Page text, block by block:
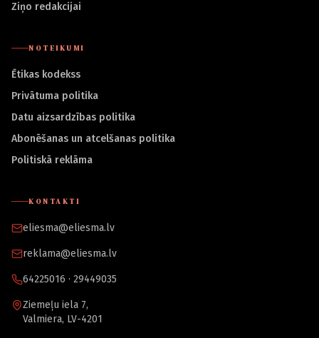
Ziņo redakcijai
NOTEIKUMI
Ētikas kodekss
Privātuma politika
Datu aizsardzības politika
Abonēšanas un atcelšanas politika
Politiskā reklāma
KONTAKTI
eliesma@eliesma.lv
reklama@eliesma.lv
64225016 · 29449035
Ziemeļu iela 7,
Valmiera, LV-4201